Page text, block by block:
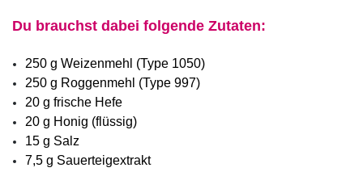
Du brauchst dabei folgende Zutaten:
250 g Weizenmehl (Type 1050)
250 g Roggenmehl (Type 997)
20 g frische Hefe
20 g Honig (flüssig)
15 g Salz
7,5 g Sauerteigextrakt